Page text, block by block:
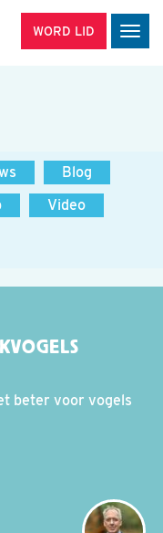
WORD LID
Blog
Video
beter voor vogels